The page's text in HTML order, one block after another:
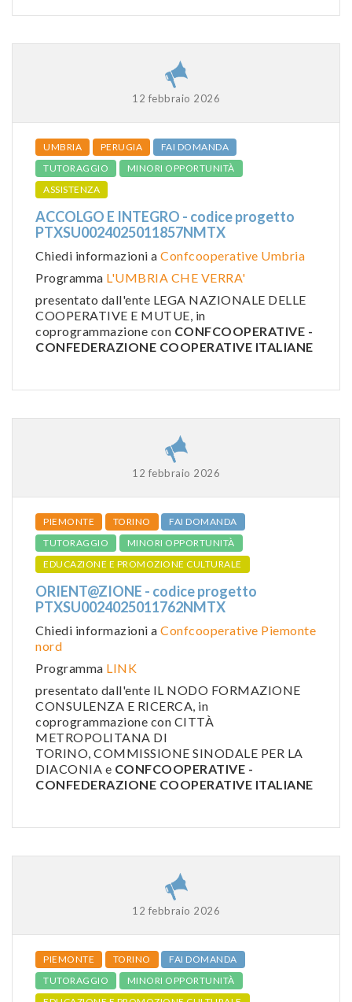
12 febbraio 2026
UMBRIA PERUGIA
FAI DOMANDA
TUTORAGGIO
MINORI OPPORTUNITÀ
ASSISTENZA
ACCOLGO E INTEGRO - codice progetto
PTXSU0024025011857NMTX
Chiedi informazioni a Confcooperative Umbria
Programma L'UMBRIA CHE VERRA'
presentato dall'ente LEGA NAZIONALE DELLE
COOPERATIVE E MUTUE, in
coprogrammazione con CONFCOOPERATIVE -
CONFEDERAZIONE COOPERATIVE ITALIANE
12 febbraio 2026
PIEMONTE TORINO
FAI DOMANDA
TUTORAGGIO
MINORI OPPORTUNITÀ
EDUCAZIONE E PROMOZIONE CULTURALE
ORIENT@ZIONE - codice progetto
PTXSU0024025011762NMTX
Chiedi informazioni a Confcooperative Piemonte
nord
Programma LINK
presentato dall'ente IL NODO FORMAZIONE
CONSULENZA E RICERCA, in
coprogrammazione con CITTÀ
METROPOLITANA DI
TORINO, COMMISSIONE SINODALE PER LA
DIACONIA e CONFCOOPERATIVE -
CONFEDERAZIONE COOPERATIVE ITALIANE
12 febbraio 2026
PIEMONTE TORINO
FAI DOMANDA
TUTORAGGIO
MINORI OPPORTUNITÀ